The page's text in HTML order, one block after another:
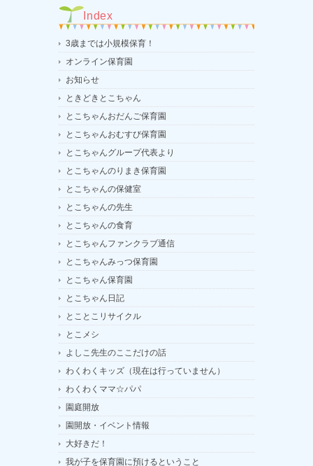
Index
3歳までは小規模保育！
オンライン保育園
お知らせ
ときどきとこちゃん
とこちゃんおだんご保育園
とこちゃんおむすび保育園
とこちゃんグループ代表より
とこちゃんのりまき保育園
とこちゃんの保健室
とこちゃんの先生
とこちゃんの食育
とこちゃんファンクラブ通信
とこちゃんみっつ保育園
とこちゃん保育園
とこちゃん日記
とことこリサイクル
とこメシ
よしこ先生のここだけの話
わくわくキッズ（現在は行っていません）
わくわくママ☆パパ
園庭開放
園開放・イベント情報
大好きだ！
我が子を保育園に預けるということ